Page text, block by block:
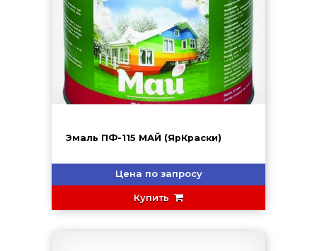
Эмаль ПФ-115 МАЙ (ЯрКраски)
Цена по запросу
Купить